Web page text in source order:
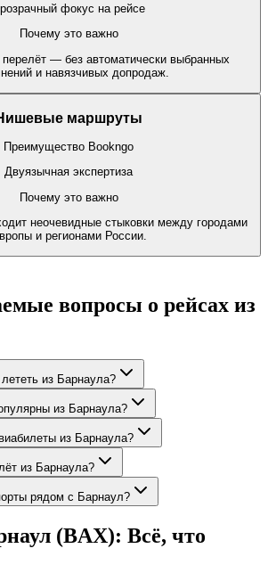
фокус на рейсе
Почему это важно
— без автоматически выбранных
и навязчивых допродаж.
маршруты
Преимущество Bookngo
Двуязычная экспертиза
Почему это важно
неочевидные стыковки между городами
и регионами России.
вопросы о рейсах из
из Барнаула?
из Барнаула?
из Барнаула?
из Барнаула?
рядом с Барнаул?
(BAX): Всё, что